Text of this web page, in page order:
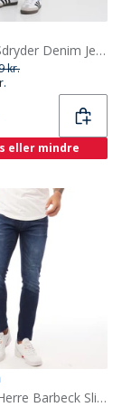
Solid Herre Sdryder Denim Jeans Dark Blue Denim
kr.
eller mindre
Crosshatch Herre Barbeck Slim Fit Jeans Mørk Vask